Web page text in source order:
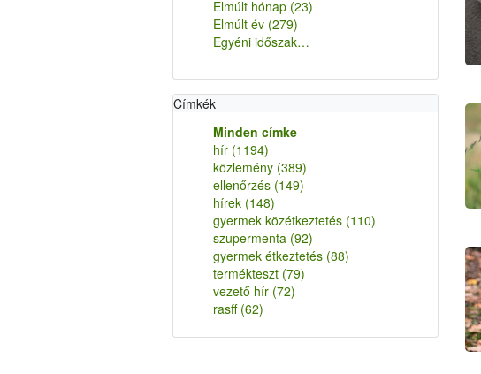
Elmúlt hónap (23)
Elmúlt év (279)
Egyéni időszak…
Címkék
Minden címke
hír (1194)
közlemény (389)
ellenőrzés (149)
hírek (148)
gyermek közétkeztetés (110)
szupermenta (92)
gyermek étkeztetés (88)
termékteszt (79)
vezető hír (72)
rasff (62)